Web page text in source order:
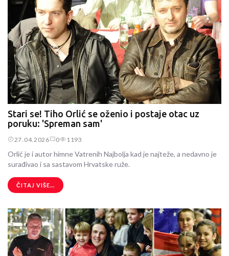
Stari se! Tiho Orlić se oženio i postaje otac uz
poruku: 'Spreman sam'
27.04.2026 0 1193
Orlić je i autor himne Vatrenih Najbolja kad je najteže, a nedavno je
surađivao i sa sastavom Hrvatske ruže.
ČITAJ VIŠE...